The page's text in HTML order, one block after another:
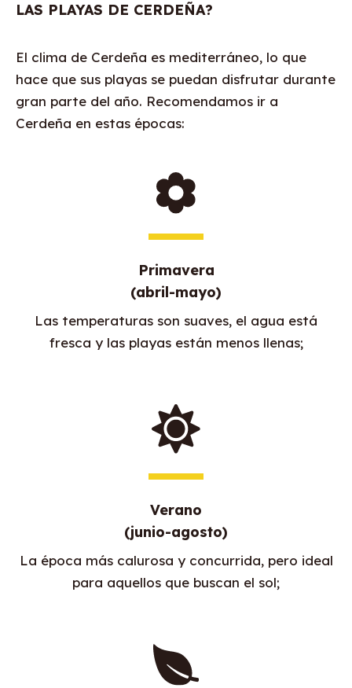
LAS PLAYAS DE CERDEÑA?
El clima de Cerdeña es mediterráneo, lo que
hace que sus playas se puedan disfrutar durante
gran parte del año. Recomendamos ir a
Cerdeña en estas épocas:
Primavera
(abril-mayo)
Las temperaturas son suaves, el agua está
fresca y las playas están menos llenas;
Verano
(junio-agosto)
La época más calurosa y concurrida, pero ideal
para aquellos que buscan el sol;